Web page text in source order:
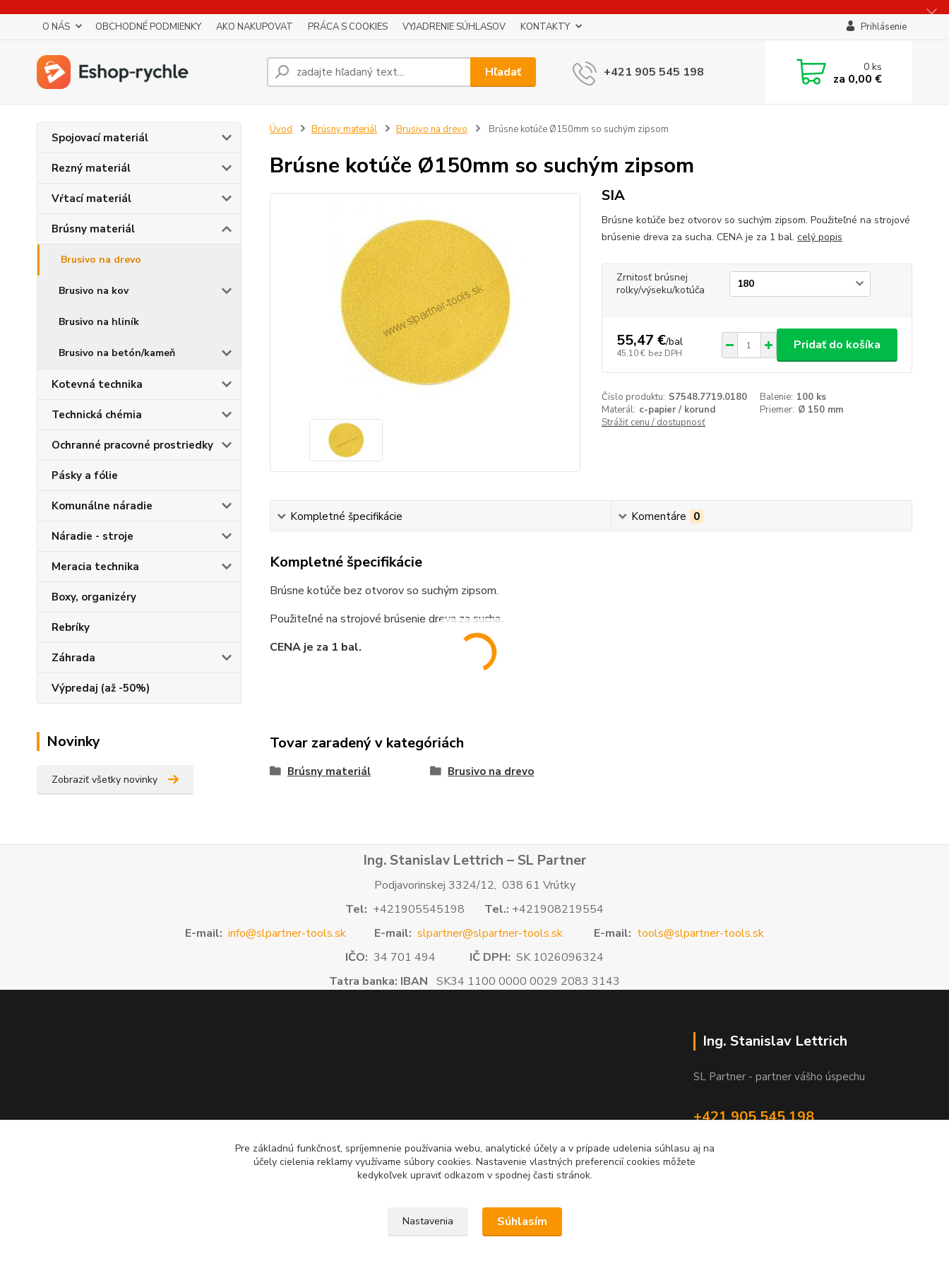
O NÁS OBCHODNÉ PODMIENKY AKO NAKUPOVAT PRÁCA S COOKIES VYJADRENIE SÚHLASOV KONTAKTY Prihlásenie
Hľadať +421 905 545 198 0ks
za 0,00 €
Spojovací materiál
Rezný materiál
Vŕtací materiál
Brúsny materiál
Brusivo na drevo
Brusivo na kov
Brusivo na hliník
Brusivo na betón/kameň
Kotevná technika
Technická chémia
Ochranné pracovné prostriedky
Pásky a fólie
Komunálne náradie
Náradie - stroje
Meracia technika
Boxy, organizéry
Rebríky
Záhrada
Výpredaj (až -50%)
Novinky
Zobraziť všetky novinky
Úvod Brúsny materiál Brusivo na drevo Brúsne kotúče Ø150mm so suchým zipsom
Brúsne kotúče Ø150mm so suchým zipsom
SIA
Brúsne kotúče bez otvorov so suchým zipsom. Použiteľné na strojové
brúsenie dreva za sucha. CENA je za 1 bal. celý popis
Zrnitosť brúsnej
rolky/výseku/kotúča
55,47 €/bal
45,10 € bez DPH
Pridať do košíka
Číslo produktu: S7548.7719.0180 Balenie: 100 ks
Materál: c-papier / korund Priemer: Ø 150 mm
Strážiť cenu / dostupnosť
Kompletné špecifikácie Komentáre 0
Kompletné špecifikácie
Brúsne kotúče bez otvorov so suchým zipsom.
Použiteľné na strojové brúsenie dreva za sucha.
CENA je za 1 bal.
Tovar zaradený v kategóriách
Brúsny materiál Brusivo na drevo
Ing. Stanislav Lettrich – SL Partner
Podjavorinskej 3324/12, 038 61 Vrútky
Tel: +421905545198 Tel.: +421908219554
E-mail: info@slpartner-tools.sk E-mail: slpartner@slpartner-tools.sk E-mail: tools@slpartner-tools.sk
IČO: 34 701 494 IČ DPH: SK 1026096324
Tatra banka: IBAN SK34 1100 0000 0029 2083 3143
Ing. Stanislav Lettrich
SL Partner - partner vášho úspechu
+421 905 545 198
Pre základnú funkčnosť, spríjemnenie používania webu, analytické účely a v prípade udelenia súhlasu aj na
účely cielenia reklamy využívame súbory cookies. Nastavenie vlastných preferencií cookies môžete
kedykoľvek upraviť odkazom v spodnej časti stránok.
Nastavenia Súhlasím